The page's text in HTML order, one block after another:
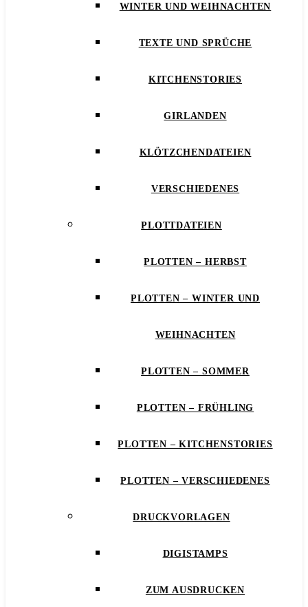
WINTER UND WEIHNACHTEN
TEXTE UND SPRÜCHE
KITCHENSTORIES
GIRLANDEN
KLÖTZCHENDATEIEN
VERSCHIEDENES
PLOTTDATEIEN
PLOTTEN – HERBST
PLOTTEN – WINTER UND
WEIHNACHTEN
PLOTTEN – SOMMER
PLOTTEN – FRÜHLING
PLOTTEN – KITCHENSTORIES
PLOTTEN – VERSCHIEDENES
DRUCKVORLAGEN
DIGISTAMPS
ZUM AUSDRUCKEN